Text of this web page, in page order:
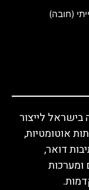
(חובה)
בישראל לייצור
אוטומטיות,
דואר,
ומערכות